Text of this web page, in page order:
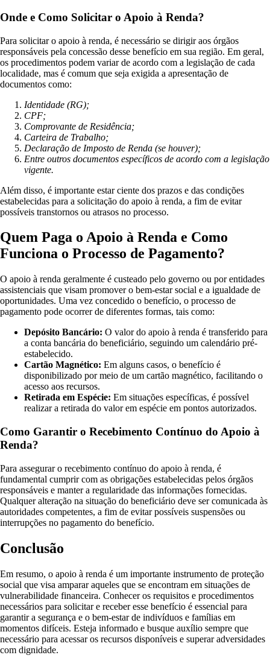
Onde e Como Solicitar o Apoio à Renda?
Para solicitar o apoio à renda, é necessário se dirigir aos órgãos
responsáveis pela concessão desse benefício em sua região. Em geral,
os procedimentos podem variar de acordo com a legislação de cada
localidade, mas é comum que seja exigida a apresentação de
documentos como:
Identidade (RG);
CPF;
Comprovante de Residência;
Carteira de Trabalho;
Declaração de Imposto de Renda (se houver);
Entre outros documentos específicos de acordo com a legislação
vigente.
Além disso, é importante estar ciente dos prazos e das condições
estabelecidas para a solicitação do apoio à renda, a fim de evitar
possíveis transtornos ou atrasos no processo.
Quem Paga o Apoio à Renda e Como
Funciona o Processo de Pagamento?
O apoio à renda geralmente é custeado pelo governo ou por entidades
assistenciais que visam promover o bem-estar social e a igualdade de
oportunidades. Uma vez concedido o benefício, o processo de
pagamento pode ocorrer de diferentes formas, tais como:
Depósito Bancário: O valor do apoio à renda é transferido para
a conta bancária do beneficiário, seguindo um calendário pré-
estabelecido.
Cartão Magnético: Em alguns casos, o benefício é
disponibilizado por meio de um cartão magnético, facilitando o
acesso aos recursos.
Retirada em Espécie: Em situações específicas, é possível
realizar a retirada do valor em espécie em pontos autorizados.
Como Garantir o Recebimento Contínuo do Apoio à
Renda?
Para assegurar o recebimento contínuo do apoio à renda, é
fundamental cumprir com as obrigações estabelecidas pelos órgãos
responsáveis e manter a regularidade das informações fornecidas.
Qualquer alteração na situação do beneficiário deve ser comunicada às
autoridades competentes, a fim de evitar possíveis suspensões ou
interrupções no pagamento do benefício.
Conclusão
Em resumo, o apoio à renda é um importante instrumento de proteção
social que visa amparar aqueles que se encontram em situações de
vulnerabilidade financeira. Conhecer os requisitos e procedimentos
necessários para solicitar e receber esse benefício é essencial para
garantir a segurança e o bem-estar de indivíduos e famílias em
momentos difíceis. Esteja informado e busque auxílio sempre que
necessário para acessar os recursos disponíveis e superar adversidades
com dignidade.